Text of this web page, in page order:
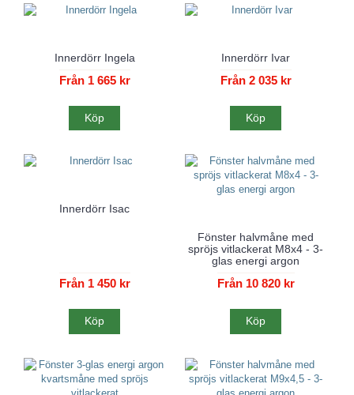
Innerdörr Ingela
Från 1 665 kr
Köp
Innerdörr Ivar
Från 2 035 kr
Köp
Innerdörr Isac
Från 1 450 kr
Köp
Fönster halvmåne med
spröjs vitlackerat M8x4 - 3-
glas energi argon
Från 10 820 kr
Köp